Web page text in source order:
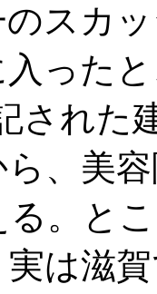
のスカ
った
記され
、美
る。と
は滋